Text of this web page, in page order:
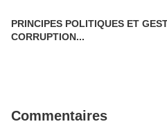
PRINCIPES POLITIQUES ET GESTION DE
CORRUPTION...
Commentaires